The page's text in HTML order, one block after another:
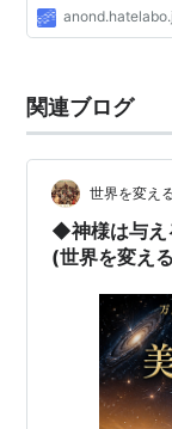
関連ブログ
世界を変え
◆神様は与
(世界を変え